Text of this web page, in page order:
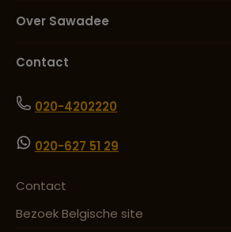
Over Sawadee
Contact
020-4202220
020-627 51 29
Contact
Bezoek Belgische site